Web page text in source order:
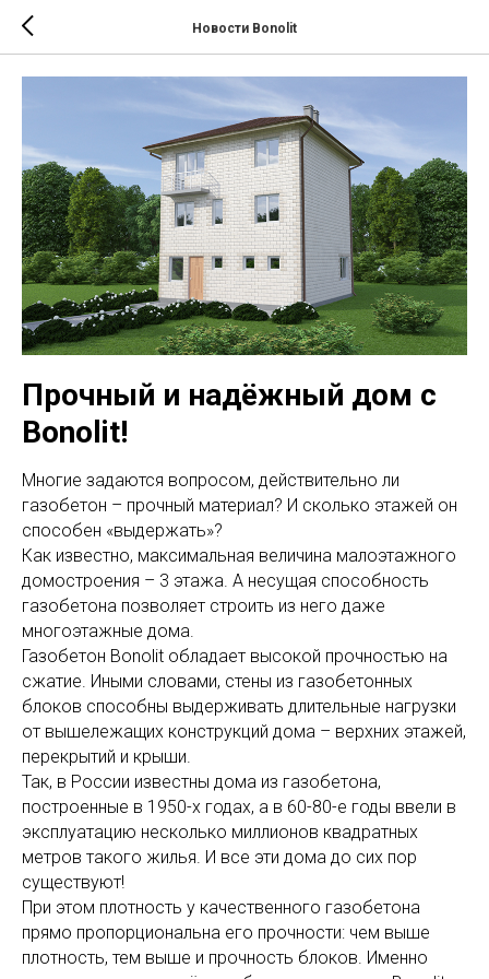
Новости Bonolit
Прочный и надёжный дом с
Bonolit!
Многие задаются вопросом, действительно ли
газобетон – прочный материал? И сколько этажей он
способен «выдержать»?
Как известно, максимальная величина малоэтажного
домостроения – 3 этажа. А несущая способность
газобетона позволяет строить из него даже
многоэтажные дома.
Газобетон Bonolit обладает высокой прочностью на
сжатие. Иными словами, стены из газобетонных
блоков способны выдерживать длительные нагрузки
от вышележащих конструкций дома – верхних этажей,
перекрытий и крыши.
Так, в России известны дома из газобетона,
построенные в 1950-х годах, а в 60-80-е годы ввели в
эксплуатацию несколько миллионов квадратных
метров такого жилья. И все эти дома до сих пор
существуют!
При этом плотность у качественного газобетона
прямо пропорциональна его прочности: чем выше
плотность, тем выше и прочность блоков. Именно